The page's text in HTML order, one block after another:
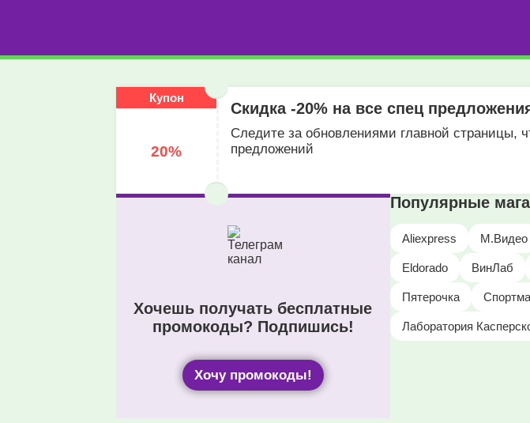
Купон
20%
Скидка -20% на все спец
Следите за обновлениями главной страницы,
предложений
Хочешь получать бесплатные
промокоды? Подпишись!
Хочу промокоды!
Популярные
Aliexpress М.Видео
Eldorado ВинЛаб
Пятерочка
Лаборатория